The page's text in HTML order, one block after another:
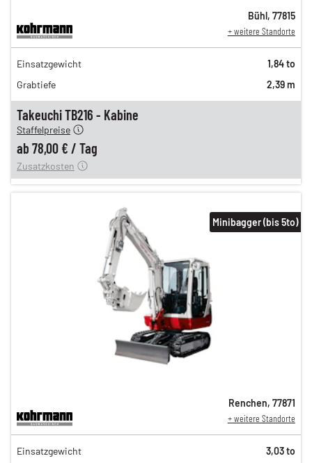
Takeuchi TB216 - Kabine
134,00 €
111,00 €
92,00 €
Staffelpreise
ab 78,00 € / Tag
12,00 €
Zusatzkosten
Bühl, 77815
+ weitere Standorte
Einsatzgewicht
1,84 to
Grabtiefe
2,39 m
151,00 €
126,00 €
Minibagger (bis 5to)
Renchen, 77871
+ weitere Standorte
Einsatzgewicht
3,03 to